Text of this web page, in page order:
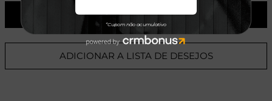
ADICIONAR AO CARRINHO
ADICIONAR A LISTA DE DESEJOS